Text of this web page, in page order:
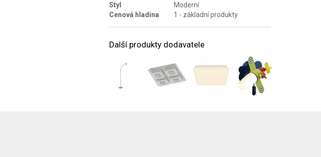
Styl
Moderní
Cenová hladina
1 - základní produkty
Další produkty dodavatele